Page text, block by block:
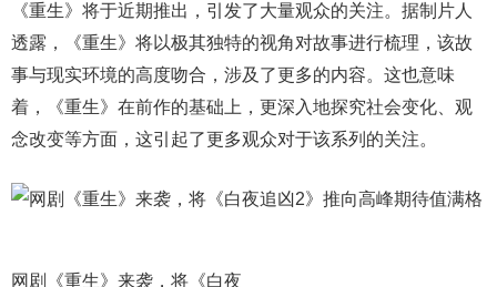
《重生》将于近期推出，引发了大量观众的关注。据制片人
透露，《重生》将以极其独特的视角对故事进行梳理，该故
事与现实环境的高度吻合，涉及了更多的内容。这也意味
着，《重生》在前作的基础上，更深入地探究社会变化、观
念改变等方面，这引起了更多观众对于该系列的关注。
网剧《重生》来袭，将《白夜